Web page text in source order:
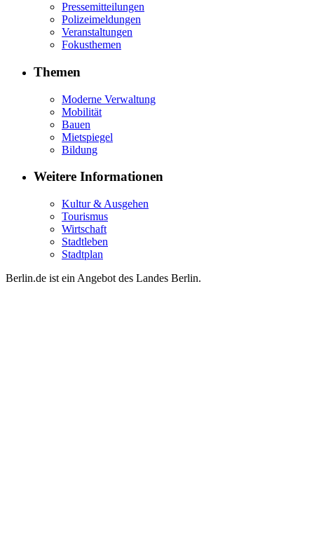
Pressemitteilungen
Polizeimeldungen
Veranstaltungen
Fokusthemen
Themen
Moderne Verwaltung
Mobilität
Bauen
Mietspiegel
Bildung
Weitere Informationen
Kultur & Ausgehen
Tourismus
Wirtschaft
Stadtleben
Stadtplan
Berlin.de ist ein Angebot des Landes Berlin.